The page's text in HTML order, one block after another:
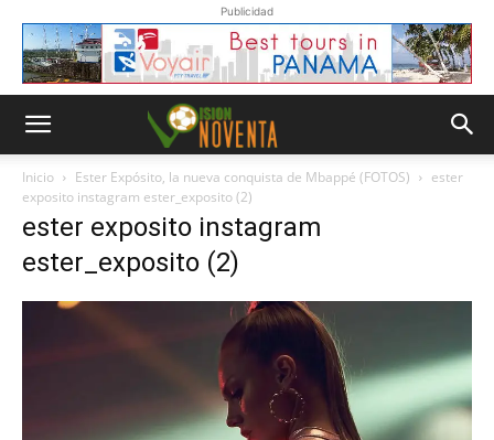
Publicidad
Inicio Ester Expósito, la nueva conquista de Mbappé (FOTOS)
ester
exposito instagram ester_exposito (2)
ester exposito instagram
ester_exposito (2)